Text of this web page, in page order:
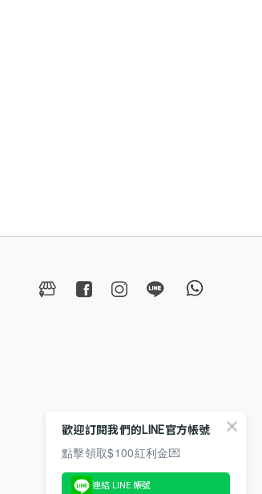
歡迎訂閱我們的LINE官方帳號
點擊領取$100紅利金💌
連結 LINE 帳號